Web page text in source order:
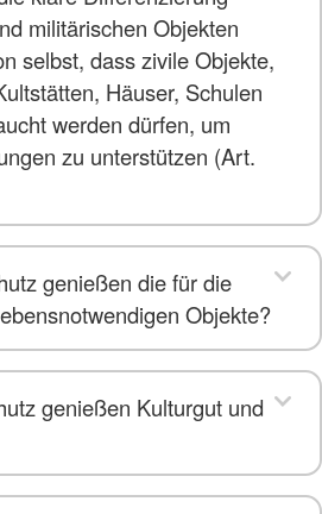
militärischen Objekten
selbst, dass zivile Objekte,
Häuser, Schulen
werden dürfen, um
zu unterstützen (Art.
genießen die für die
Objekte?
genießen Kulturgut und